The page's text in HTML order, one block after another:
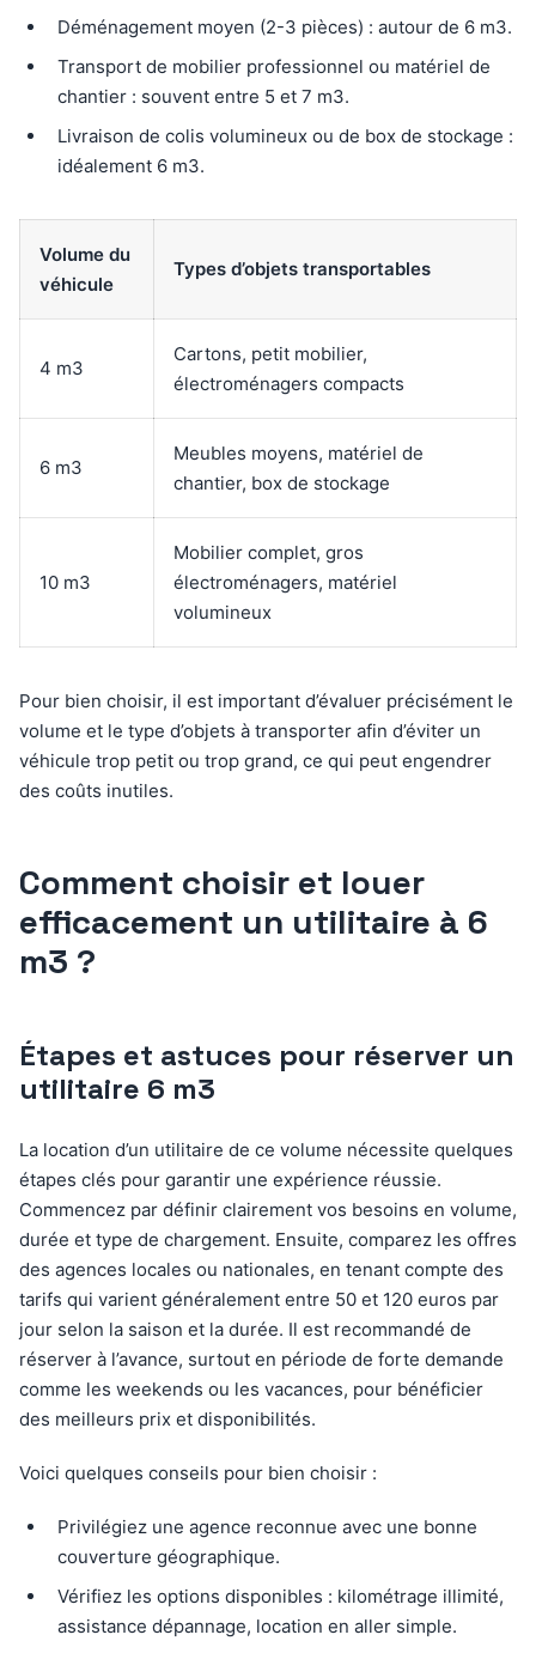
Déménagement moyen (2-3 pièces) : autour de 6 m3.
Transport de mobilier professionnel ou matériel de
chantier : souvent entre 5 et 7 m3.
Livraison de colis volumineux ou de box de stockage :
idéalement 6 m3.
Volume du
véhicule
Types d’objets transportables
4 m3
Cartons, petit mobilier,
électroménagers compacts
6 m3
Meubles moyens, matériel de
chantier, box de stockage
10 m3
Mobilier complet, gros
électroménagers, matériel
volumineux
Pour bien choisir, il est important d’évaluer précisément le
volume et le type d’objets à transporter afin d’éviter un
véhicule trop petit ou trop grand, ce qui peut engendrer
des coûts inutiles.
Comment choisir et louer
efficacement un utilitaire à 6
m3 ?
Étapes et astuces pour réserver un
utilitaire 6 m3
La location d’un utilitaire de ce volume nécessite quelques
étapes clés pour garantir une expérience réussie.
Commencez par définir clairement vos besoins en volume,
durée et type de chargement. Ensuite, comparez les offres
des agences locales ou nationales, en tenant compte des
tarifs qui varient généralement entre 50 et 120 euros par
jour selon la saison et la durée. Il est recommandé de
réserver à l’avance, surtout en période de forte demande
comme les weekends ou les vacances, pour bénéficier
des meilleurs prix et disponibilités.
Voici quelques conseils pour bien choisir :
Privilégiez une agence reconnue avec une bonne
couverture géographique.
Vérifiez les options disponibles : kilométrage illimité,
assistance dépannage, location en aller simple.